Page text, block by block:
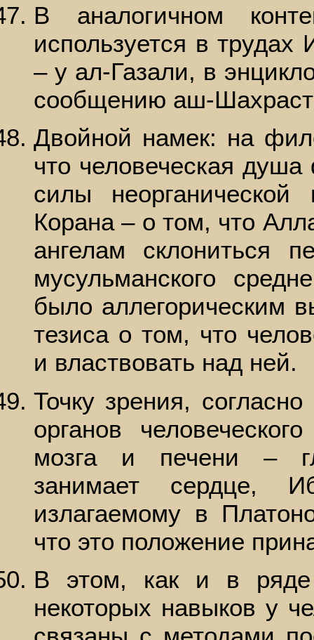
В аналогичном
используется в
– у ал-Газали, в
сообщению аш-
Двойной намек: на
что человеческая
силы
Корана – о том, что
ангелам склониться
мусульманского
было аллегорическим
тезиса о том, что
и властвовать над ней.
Точку зрения,
органов
мозга и печени –
занимает сердце,
излагаемому в
что это положение
В этом, как и в ряде
некоторых навыков у